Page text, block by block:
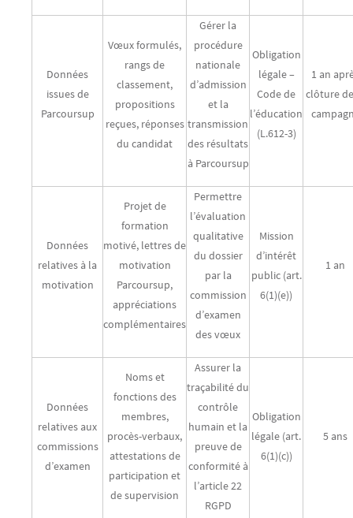
Données
issues de
Parcoursup
Vœux formulés,
rangs de
classement,
propositions
reçues, réponses
du candidat
Gérer la
procédure
nationale
d’admission
et la
transmission
des résultats
à Parcoursup
Obligation
légale –
Code de
l’éducation
(L.612-3)
1 an
clôture
Données
relatives à la
motivation
Projet de
formation
motivé, lettres de
motivation
Parcoursup,
appréciations
complémentaires
Permettre
l’évaluation
qualitative
du dossier
par la
commission
d’examen
des vœux
Mission
d’intérêt
public (art.
6(1)(e))
1 an
Données
relatives aux
commissions
d’examen
Noms et
fonctions des
membres,
procès-verbaux,
attestations de
participation et
de supervision
Assurer la
traçabilité du
contrôle
humain et la
preuve de
conformité à
l’article 22
RGPD
Obligation
légale (art.
6(1)(c))
5 ans